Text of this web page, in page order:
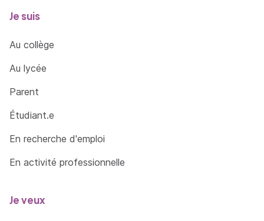
Je suis
Au collège
Au lycée
Parent
Étudiant.e
En recherche d'emploi
En activité professionnelle
Je veux